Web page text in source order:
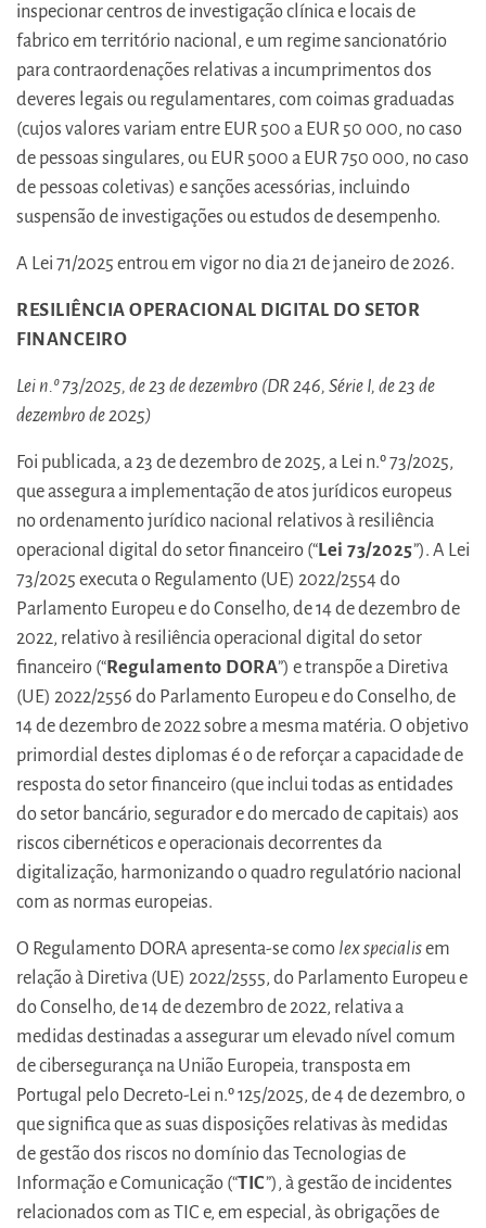
inspecionar centros de investigação clínica e locais de
fabrico em território nacional, e um regime sancionatório
para contraordenações relativas a incumprimentos dos
deveres legais ou regulamentares, com coimas graduadas
(cujos valores variam entre EUR 500 a EUR 50 000, no caso
de pessoas singulares, ou EUR 5000 a EUR 750 000, no caso
de pessoas coletivas) e sanções acessórias, incluindo
suspensão de investigações ou estudos de desempenho.
A Lei 71/2025 entrou em vigor no dia 21 de janeiro de 2026.
RESILIÊNCIA OPERACIONAL DIGITAL DO SETOR
FINANCEIRO
Lei n.º 73/2025, de 23 de dezembro (DR 246, Série I, de 23 de
dezembro de 2025)
Foi publicada, a 23 de dezembro de 2025, a Lei n.º 73/2025,
que assegura a implementação de atos jurídicos europeus
no ordenamento jurídico nacional relativos à resiliência
operacional digital do setor financeiro (“Lei 73/2025”). A Lei
73/2025 executa o Regulamento (UE) 2022/2554 do
Parlamento Europeu e do Conselho, de 14 de dezembro de
2022, relativo à resiliência operacional digital do setor
financeiro (“Regulamento DORA”) e transpõe a Diretiva
(UE) 2022/2556 do Parlamento Europeu e do Conselho, de
14 de dezembro de 2022 sobre a mesma matéria. O objetivo
primordial destes diplomas é o de reforçar a capacidade de
resposta do setor financeiro (que inclui todas as entidades
do setor bancário, segurador e do mercado de capitais) aos
riscos cibernéticos e operacionais decorrentes da
digitalização, harmonizando o quadro regulatório nacional
com as normas europeias.
O Regulamento DORA apresenta-se como lex specialisem
relação à Diretiva (UE) 2022/2555, do Parlamento Europeu e
do Conselho, de 14 de dezembro de 2022, relativa a
medidas destinadas a assegurar um elevado nível comum
de cibersegurança na União Europeia, transposta em
Portugal pelo Decreto-Lei n.º 125/2025, de 4 de dezembro, o
que significa que as suas disposições relativas às medidas
de gestão dos riscos no domínio das Tecnologias de
Informação e Comunicação (“TIC”), à gestão de incidentes
relacionados com as TIC e, em especial, às obrigações de